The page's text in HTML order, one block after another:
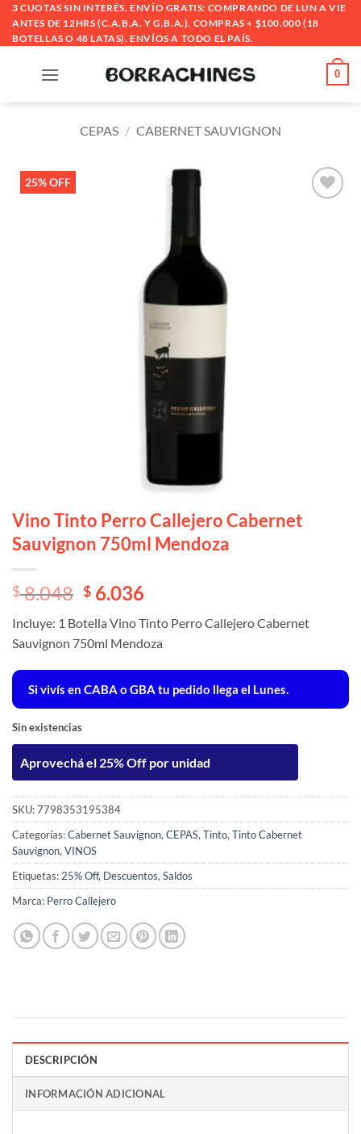
Saltar
contenido
3 CUOTAS SIN INTERÉS. ENVÍO GRATIS: COMPRANDO DE LUN A VIE
ANTES DE 12HRS (C.A.B.A. Y G.B.A.). COMPRAS + $100.000 (18
BOTELLAS O 48 LATAS). ENVÍOS A TODO EL PAÍS.
0
CEPAS / CABERNET SAUVIGNON
25% OFF
Vino Tinto Perro Callejero Cabernet
Sauvignon 750ml Mendoza
El
original
era:
$ 8.048.
$8.048 El
actual
es:
$ 8.048.
$ 6.036
Incluye: 1 Botella Vino Tinto Perro Callejero Cabernet
Sauvignon 750ml Mendoza
Si vivís en CABA o GBA tu pedido llega el Lunes.
Sin existencias
Aprovechá el 25% Off por unidad
SKU:7798353195384
Categorías:Cabernet Sauvignon, CEPAS, Tinto, Tinto Cabernet
Sauvignon, VINOS
Etiquetas: 25% Off, Descuentos, Saldos
Marca: Perro Callejero
DESCRIPCIÓN
INFORMACIÓN ADICIONAL